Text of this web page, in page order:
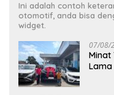
Ini adalah contoh
otomotif, anda bisa
widget.
07/08/
Minat
Lama